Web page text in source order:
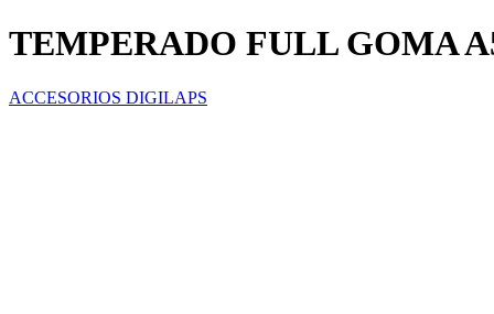
TEMPERADO FULL GOMA
ACCESORIOS DIGILAPS